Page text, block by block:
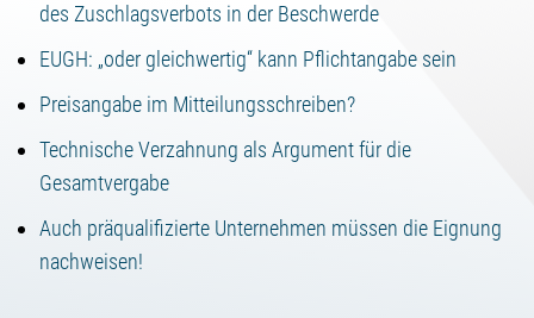
des Zuschlagsverbots in der Beschwerde
EUGH: „oder gleichwertig“ kann Pflichtangabe sein
Preisangabe im Mitteilungsschreiben?
Technische Verzahnung als Argument für die
Gesamtvergabe
Auch präqualifizierte Unternehmen müssen die Eignung
nachweisen!